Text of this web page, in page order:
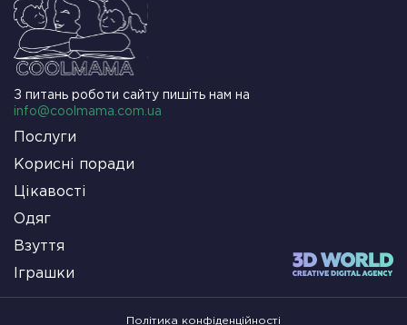
З питань роботи сайту пишіть нам на
info@coolmama.com.ua
Послуги
Корисні поради
Цікавості
Одяг
Взуття
Іграшки
Політика конфіденційності